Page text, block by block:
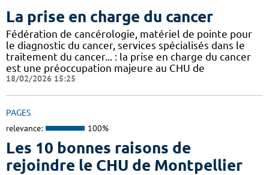
La prise en charge du cancer
Fédération de cancérologie, matériel de pointe pour
le diagnostic du cancer, services spécialisés dans le
traitement du cancer... : la prise en charge du cancer
est une préoccupation majeure au CHU de
18/02/2026 15:25
PAGES
relevance: 100%
Les 10 bonnes raisons de
rejoindre le CHU de Montpellier